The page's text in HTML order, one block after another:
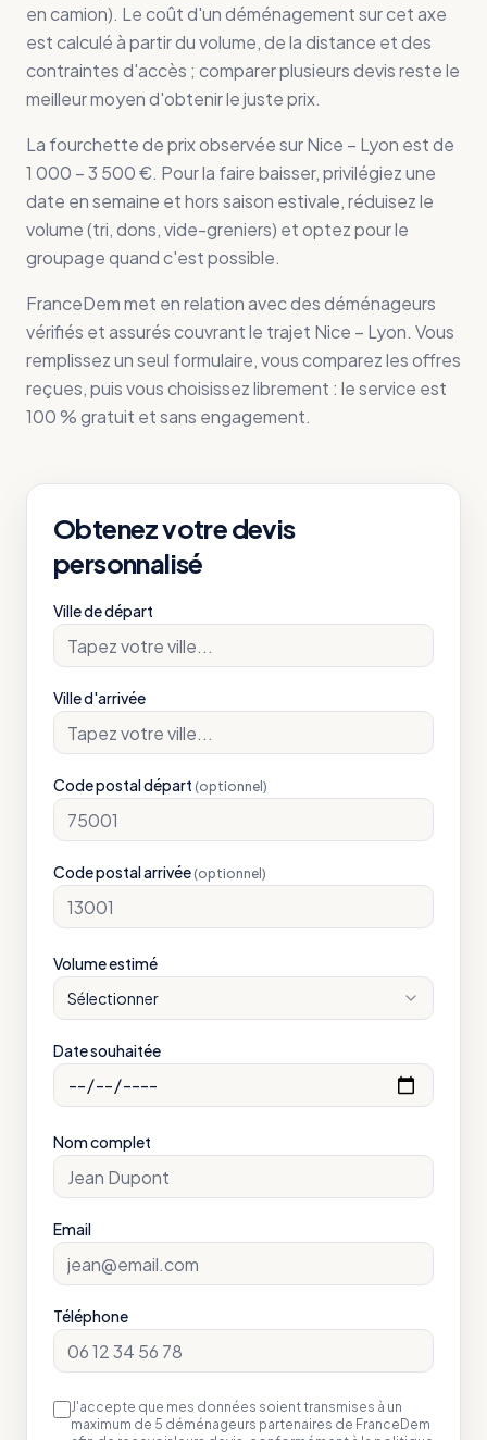
en camion). Le coût d'un déménagement sur cet axe
est calculé à partir du volume, de la distance et des
contraintes d'accès ; comparer plusieurs devis reste le
meilleur moyen d'obtenir le juste prix.
La fourchette de prix observée sur Nice – Lyon est de
1 000 – 3 500 €. Pour la faire baisser, privilégiez une
date en semaine et hors saison estivale, réduisez le
volume (tri, dons, vide-greniers) et optez pour le
groupage quand c'est possible.
FranceDem met en relation avec des déménageurs
vérifiés et assurés couvrant le trajet Nice – Lyon. Vous
remplissez un seul formulaire, vous comparez les offres
reçues, puis vous choisissez librement : le service est
100 % gratuit et sans engagement.
Obtenez votre devis
personnalisé
Ville de départ
Ville d'arrivée
Code postal départ (optionnel)
Code postal arrivée (optionnel)
Volume estimé
Sélectionner
Date souhaitée
Nom complet
Email
Téléphone
J'accepte que mes données soient transmises à un
maximum de 5 déménageurs partenaires de FranceDem